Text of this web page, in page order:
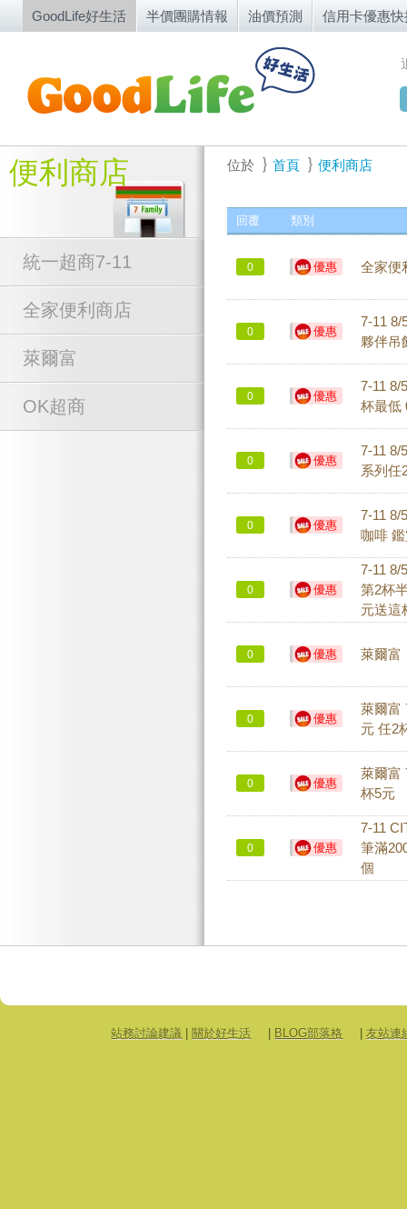
GoodLife好生活 半價團購情報 油價預測 信用卡優惠快
便利商店
統一超商7-11
全家便利商店
萊爾富
OK超商
位於 首頁 便利商店
回覆 類別
0 優惠 全家便
0 優惠
7-11 8/
夥伴吊
0 優惠
7-11 8/
杯最低
0 優惠
7-11 8/
系列任
0 優惠
7-11 8/
咖啡
0 優惠
7-11 8/
第2杯
元送這
0 優惠 萊爾富
0 優惠
萊爾富
元 任2
0 優惠
萊爾富
杯5元
0 優惠
7-11
筆滿
個
站務討論建議 關於好生活 BLOG部落格 |友站連